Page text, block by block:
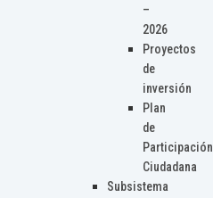
–
2026
Proyectos
de
inversión
Plan
de
Participación
Ciudadana
Subsistema